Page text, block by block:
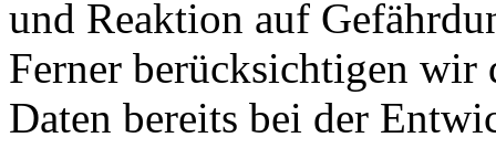
und Reaktion auf
Ferner berücksichtigen wir
Daten bereits bei der